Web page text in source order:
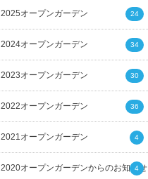
2025オープンガーデン 24
2024オープンガーデン 34
2023オープンガーデン 30
2022オープンガーデン 36
2021オープンガーデン 4
2020オープンガーデンからのお知らせ
4